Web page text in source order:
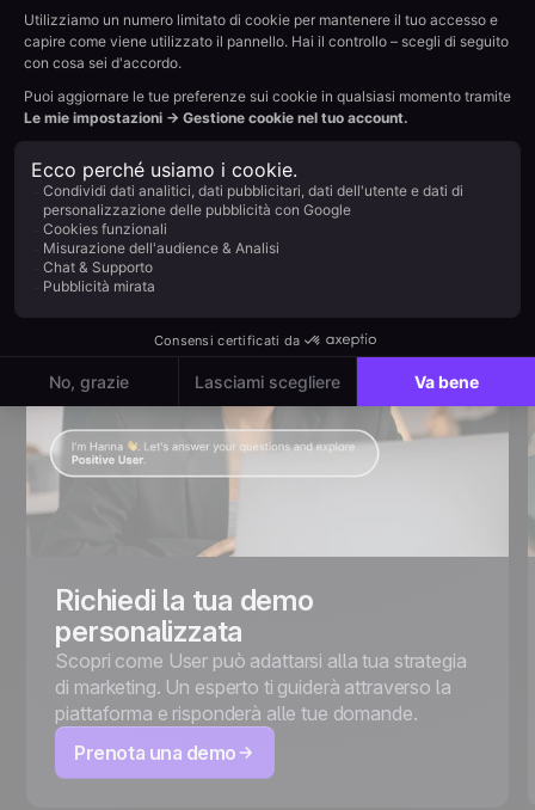
Richiedi la tua demo
personalizzata
Scopri come User può adattarsi alla tua strategia
di marketing. Un esperto ti guiderà attraverso la
piattaforma e risponderà alle tue domande.
Prenota una demo